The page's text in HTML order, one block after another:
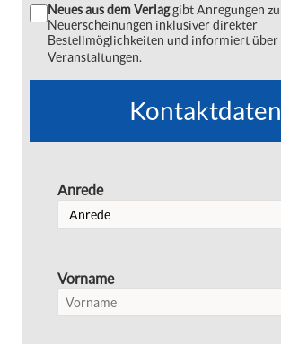
Neues aus dem Verlaggibt Anregungen zu
Neuerscheinungen inklusiver direkter
Bestellmöglichkeiten und informiert über
Veranstaltungen.
Kontaktdaten
Anrede
Vorname